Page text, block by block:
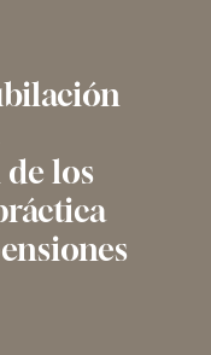
los